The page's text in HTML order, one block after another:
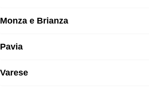
Monza e Brianza
Pavia
Varese